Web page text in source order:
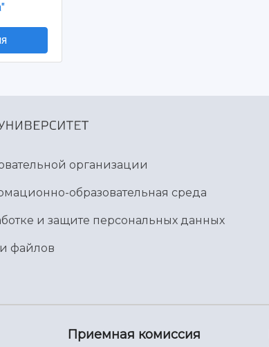
организации
образовательная среда
и защите персональных данных
файлов
Приемная комиссия